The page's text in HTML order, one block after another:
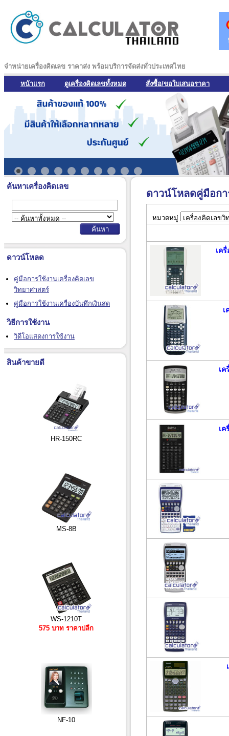
จำหน่ายเครื่องคิดเลข ราคาส่ง พร้อมบริการจัดส่งทั่วประเทศไทย
หน้าแรก ดูเครื่องคิดเลขทั้งหมด สั่งซื้อ/ขอใบเสนอราคา
ค้นหาเครื่องคิดเลข
ดาวน์โหลด
คู่มือการใช้งานเครื่องคิดเลข
วิทยาศาสตร์
คู่มือการใช้งานเครื่องบันทึกเงินสด
วิธีการใช้งาน
วิดีโอแสดงการใช้งาน
สินค้าขายดี
HR-150RC
MS-8B
WS-1210T
575 บาท ราคาปลีก
NF-10
ดาวน์โหลดคู่มือกา
หมวดหมู่
เค
เ
เ
เ